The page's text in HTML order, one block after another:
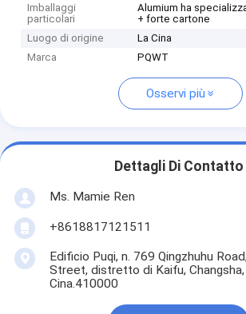
Imballaggi
particolari
Alumium ha
+ forte cartone
Luogo di origine
La Cina
Marca
PQWT
Osservi più
Dettagli Di Contatto
Ms. Mamie Ren
+8618817121511
Edificio Puqi, n. 769 Qingzhuhu
Street, distretto di Kaifu, Changsha,
Cina.410000